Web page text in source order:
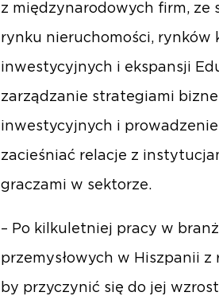
z międzynarodowych firm, ze
rynku nieruchomości, rynków
inwestycyjnych i ekspansji
zarządzanie strategiami
inwestycyjnych i
zacieśniać relacje z
graczami w sektorze.
– Po kilkuletniej pracy w
przemysłowych w Hiszpanii z
by przyczynić się do jej